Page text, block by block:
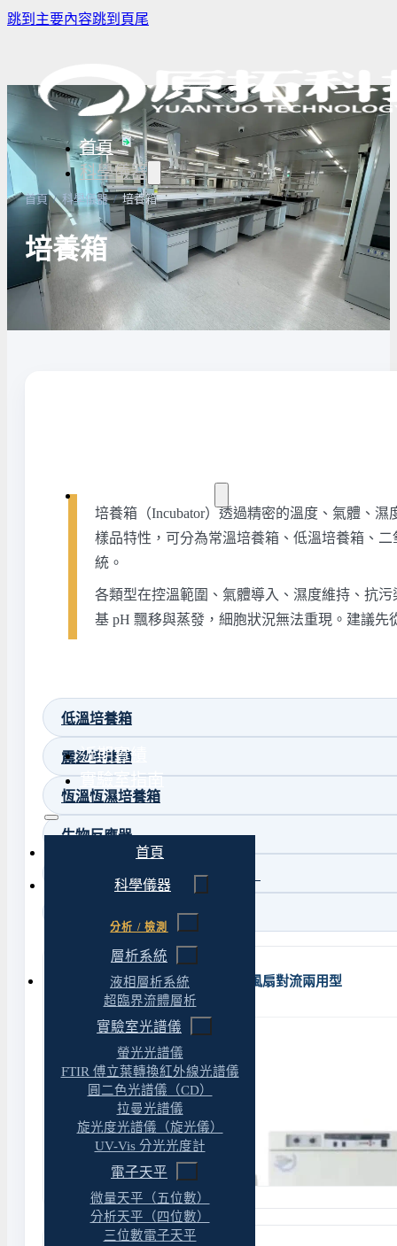
跳到主要內容跳到頁尾
首頁
科學儀器
樣品濃縮/乾燥前處理設備
微量分注吸管pipette
實驗室攪拌器 | 振盪機
實驗室冰箱 / 冷凍櫃
培養箱
高溫爐
生物安全櫃
高壓滅菌鍋
實驗室紫外
實驗室建置服務
實驗桌規劃設計與訂製
實驗室周邊工程
地板鋪設工程
近期實績
實驗室指南
首頁
科學儀器
分析 / 檢測
層析系統
液相層析系統
超臨界流體層析
實驗室光譜儀
螢光光譜儀
FTIR 傅立葉轉換紅外線光譜儀
圓二色光譜儀（CD）
拉曼光譜儀
旋光度光譜儀（旋光儀）
UV-Vis 分光光度計
電子天平
微量天平（五位數）
分析天平（四位數）
三位數電子天平
首頁 / 科學儀器 / 培養箱
培養箱
培養箱（Incubator）透過精密的溫度、氣體、
樣品特性，可分為常溫培養箱、低溫培養箱、
統。
各類型在控溫範圍、氣體導入、濕度維持、抗
基 pH 飄移與蒸發，細胞狀況無法重現。建議
低溫培養箱
震盪培養箱
恆溫恆濕培養箱
生物反應器
二氧化碳培養箱（CO₂ 培養箱）
恆溫培養箱（常溫培養箱）
EYELA｜低溫培養箱 自然對流 / 風扇對流兩用型